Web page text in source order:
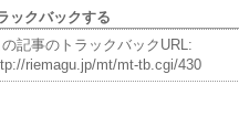
ックバックする
の記事のトラックバックURL:
riemagu.jp/mt/mt-tb.cgi/430